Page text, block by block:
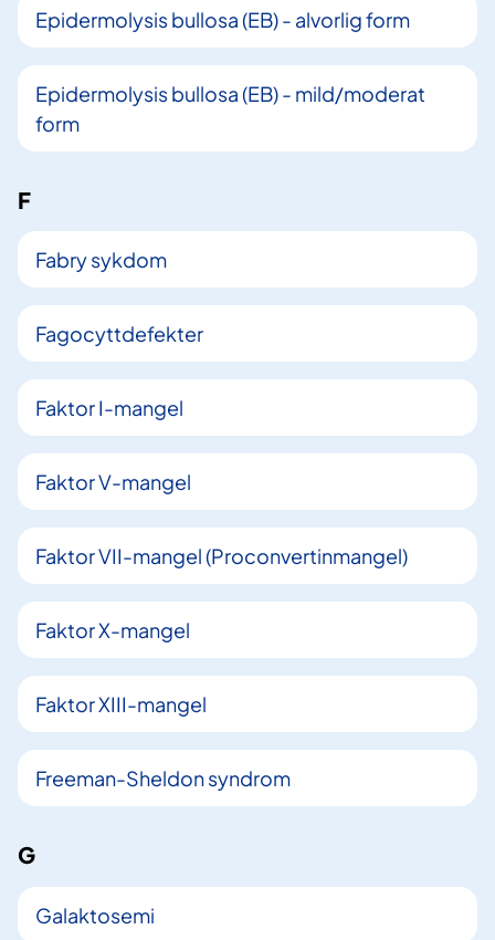
Epidermolysis bullosa (EB) - alvorlig form
Epidermolysis bullosa (EB) - mild/moderat
form
F
Fabry sykdom
Fagocyttdefekter
Faktor I-mangel
Faktor V-mangel
Faktor VII-mangel (Proconvertinmangel)
Faktor X-mangel
Faktor XIII-mangel
Freeman-Sheldon syndrom
G
Galaktosemi